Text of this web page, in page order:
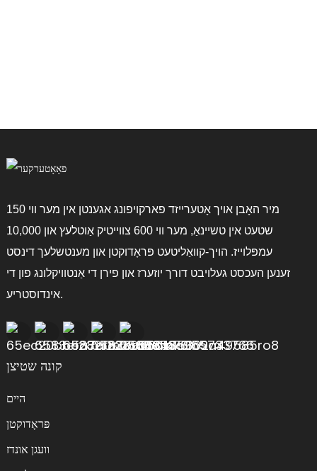
מיר האָבן אויך אָטערייזד פארקויפונג אגענטן אין מער ווי 150
שטעט אין טשיינאַ, מער ווי 600 צווייטיק אַוטלעץ און 10,000
עמפּלוייז. הויך-קוואַליטעט פּראָדוקטן און מענטשלעך דינסט
זענען העכסט געלויבט דורך יוזערז און פירן די אַנטוויקלונג פון די
אינדוסטריע.
קונה שטיצן
היים
פּראָדוקטן
וועגן אונדז